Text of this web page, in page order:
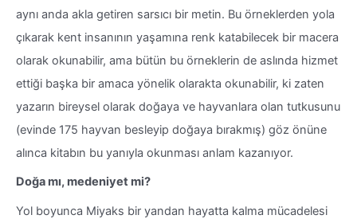
aynı anda akla getiren sarsıcı bir metin. Bu örneklerden yola
çıkarak kent insanının yaşamına renk katabilecek bir macera
olarak okunabilir, ama bütün bu örneklerin de aslında hizmet
ettiği başka bir amaca yönelik olarakta okunabilir, ki zaten
yazarın bireysel olarak doğaya ve hayvanlara olan tutkusunu
(evinde 175 hayvan besleyip doğaya bırakmış) göz önüne
alınca kitabın bu yanıyla okunması anlam kazanıyor.
Doğa mı, medeniyet mi?
Yol boyunca Miyaks bir yandan hayatta kalma mücadelesi